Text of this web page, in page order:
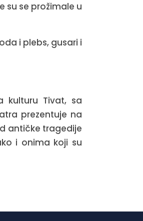
su se prožimale u
i plebs, gusari i
kulturu Tivat, sa
prezentuje na
antičke tragedije
i onima koji su